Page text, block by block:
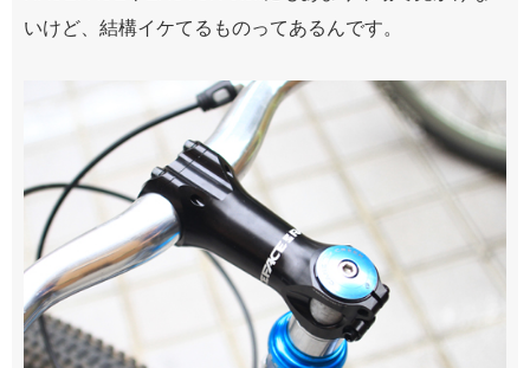
いけど、結構イケてるものってあるんです。